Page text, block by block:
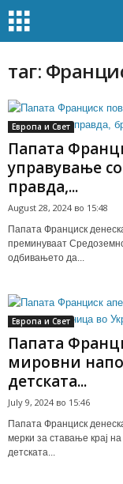
таг:
Европа и Свет
Папата
управување
правда,...
August 28, 2024 во 15:48
Пaпата Франциск
преминуваат
одбивањето да...
Европа и Свет
Папата
мировни
детската...
July 9, 2024 во 15:46
Папата Франциск
мерки за ставање крај
детската...